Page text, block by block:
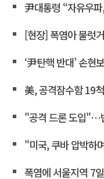
尹대통령 “자유우
[현장] 폭염아 물럿
‘尹탄핵 반대’ 손현
美, 공격잠수함 19척
"공격 드론 도입"…반
"미국, 쿠바 압박하
폭염에 서울지역 7